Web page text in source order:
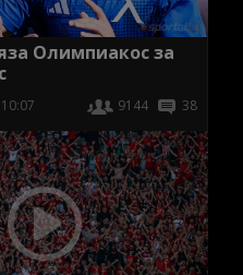
Олимпиакос за
9144 38